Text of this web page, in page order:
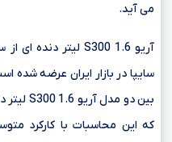
می آید.
آریو S300 1.6 لیتر دنده ای از سال
سایپا در بازار ایران عرضه شده
بین دو مدل آریو S300 1.6 لیتر دنده ای در بازار حدود
که این محاسبات با کارکرد